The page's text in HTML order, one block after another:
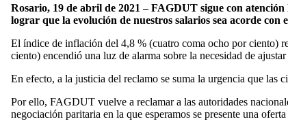
Rosario, 19 de abril de 2021 – FAGDUT sigue con
lograr que la evolución de nuestros salarios sea acorde con
El índice de inflación del 4,8 % (cuatro coma ocho por ciento)
ciento) encendió una luz de alarma sobre la necesidad de
En efecto, a la justicia del reclamo se suma la urgencia que las
Por ello, FAGDUT vuelve a reclamar a las autoridades
negociación paritaria en la que esperamos se presente una